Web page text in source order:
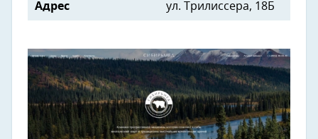
Адрес ул. Трилиссера, 18Б